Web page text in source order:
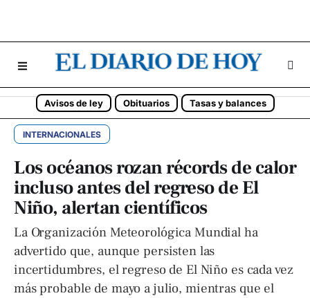
Avisos de ley Obituarios Tasas y balances
INTERNACIONALES
Los océanos rozan récords de calor
incluso antes del regreso de El
Niño, alertan científicos
La Organización Meteorológica Mundial ha
advertido que, aunque persisten las
incertidumbres, el regreso de El Niño es cada vez
más probable de mayo a julio, mientras que el